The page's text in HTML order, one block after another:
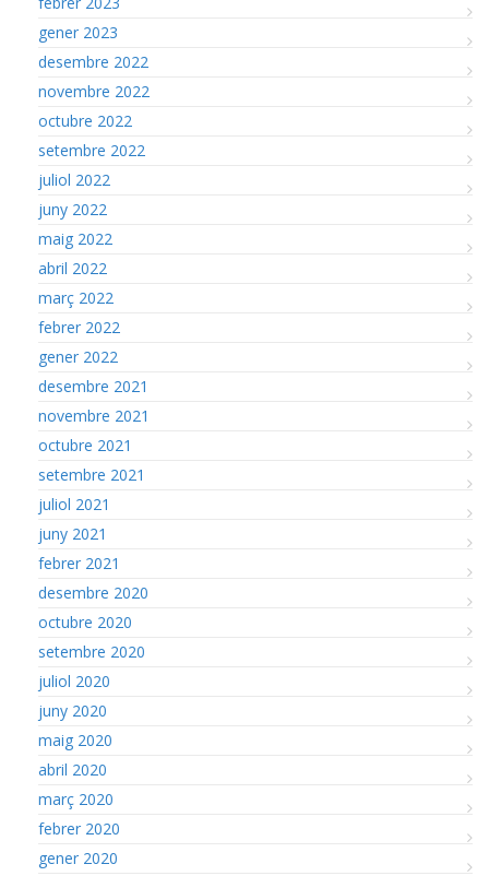
gener 2023
desembre 2022
novembre 2022
octubre 2022
setembre 2022
juliol 2022
juny 2022
maig 2022
abril 2022
març 2022
febrer 2022
gener 2022
desembre 2021
novembre 2021
octubre 2021
setembre 2021
juliol 2021
juny 2021
febrer 2021
desembre 2020
octubre 2020
setembre 2020
juliol 2020
juny 2020
maig 2020
abril 2020
març 2020
febrer 2020
gener 2020